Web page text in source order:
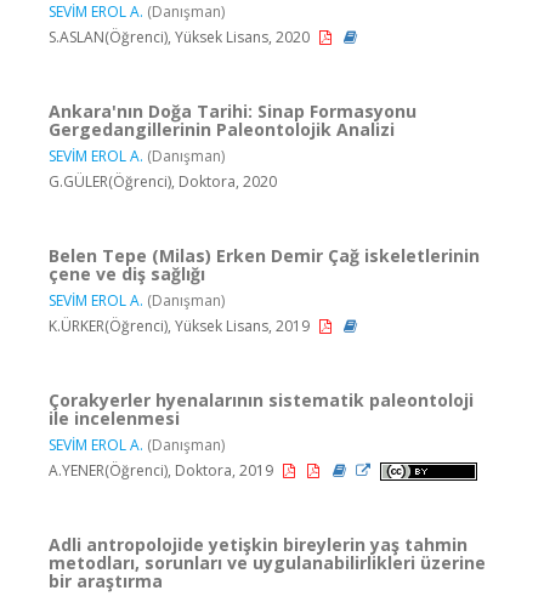
SEVİM EROL A. (Danışman)
S.ASLAN(Öğrenci), Yüksek Lisans, 2020
Ankara'nın Doğa Tarihi: Sinap Formasyonu
Gergedangillerinin Paleontolojik Analizi
SEVİM EROL A. (Danışman)
G.GÜLER(Öğrenci), Doktora, 2020
Belen Tepe (Milas) Erken Demir Çağ iskeletlerinin
çene ve diş sağlığı
SEVİM EROL A. (Danışman)
K.ÜRKER(Öğrenci), Yüksek Lisans, 2019
Çorakyerler hyenalarının sistematik paleontoloji
ile incelenmesi
SEVİM EROL A. (Danışman)
A.YENER(Öğrenci), Doktora, 2019
Adli antropolojide yetişkin bireylerin yaş tahmin
metodları, sorunları ve uygulanabilirlikleri üzerine
bir araştırma